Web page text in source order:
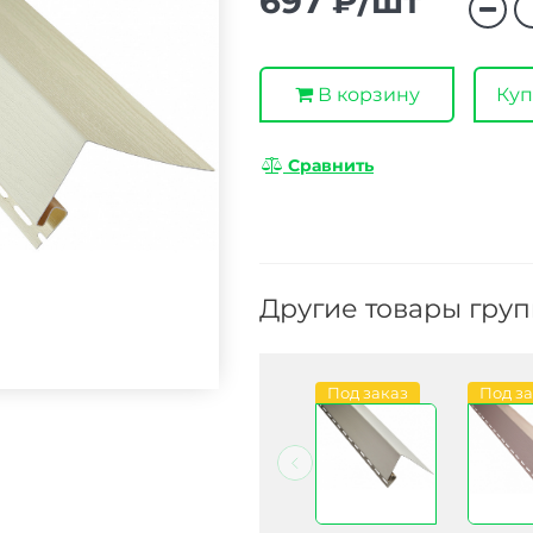
В корзину
Сравнить
Другие товары
Под заказ Под